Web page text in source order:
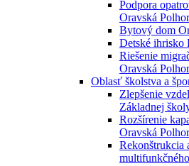
Podpora
Oravská
Bytový dom
Detské ihrisko
Riešenie
Oravská
Oblasť školstva a
Zlepšenie
Základnej
Rozšírenie
Oravská
Rekonštrukcia